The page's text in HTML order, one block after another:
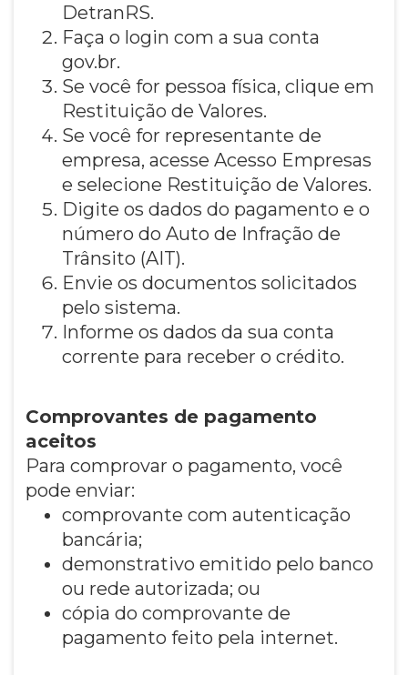
DetranRS.
Faça o login com a sua conta
gov.br.
Se você for pessoa física, clique em
Restituição de Valores.
Se você for representante de
empresa, acesse Acesso Empresas
e selecione Restituição de Valores.
Digite os dados do pagamento e o
número do Auto de Infração de
Trânsito (AIT).
Envie os documentos solicitados
pelo sistema.
Informe os dados da sua conta
corrente para receber o crédito.
Comprovantes de pagamento
aceitos
Para comprovar o pagamento, você
pode enviar:
comprovante com autenticação
bancária;
demonstrativo emitido pelo banco
ou rede autorizada; ou
cópia do comprovante de
pagamento feito pela internet.